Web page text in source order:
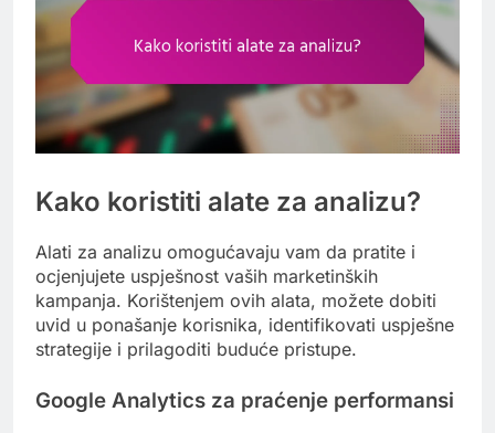
Kako koristiti alate za analizu?
Alati za analizu omogućavaju vam da pratite i
ocjenjujete uspješnost vaših marketinških
kampanja. Korištenjem ovih alata, možete dobiti
uvid u ponašanje korisnika, identifikovati uspješne
strategije i prilagoditi buduće pristupe.
Google Analytics za praćenje performansi